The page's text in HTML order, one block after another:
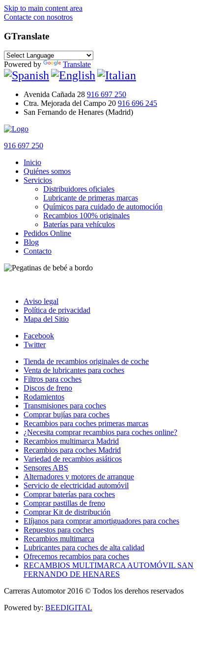
Skip to main content area
Contacte con nosotros
GTranslate
Powered by Translate
Avenida Cañada 28 916 697 250
Ctra. Mejorada del Campo 20 916 696 245
San Fernando de Henares (Madrid)
916 697 250
Inicio
Quiénes somos
Servicios
Distribuidores oficiales
Lubricante de primeras marcas
Químicos para cuidado de automoción
Recambios 100% originales
Baterías para vehículos
Pedidos Online
Blog
Contacto
Aviso legal
Política de privacidad
Mapa del Sitio
Facebook
Twitter
Tienda de recambios originales de coche
Venta de lubricantes para coches
Filtros para coches
Discos de freno
Rodamientos
Transmisiones para coches
Comprar bujías para coches
Recambios para coches primeras marcas
¿Necesita comprar recambios para coches online?
Recambios multimarca Madrid
Recambios para coches Madrid
Variedad de recambios asiáticos
Sensores ABS
Alternadores y motores de arranque
Servicio de electricidad automóvil
Comprar baterías para coches
Comprar pastillas de freno
Comprar Kit de distribución
Elíjanos para comprar amortiguadores para coches
Repuestos para coches
Recambios multimarca
Lubricantes para coches de alta calidad
Ofrecemos recambios para coches
RECAMBIOS MULTIMARCA AUTOMÓVIL SAN
FERNANDO DE HENARES
Carreras Automotor 2016 © Todos los derehos reservados
Powered by: BEEDIGITAL